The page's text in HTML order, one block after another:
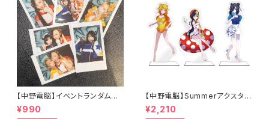
【中野電脳】イベントランダムチ
ェキ - 5/17 BEST FRIENDS
JAM vol.2 -
¥990
【中野電脳】Summerアクスタ
（Character Ver.）
¥2,210